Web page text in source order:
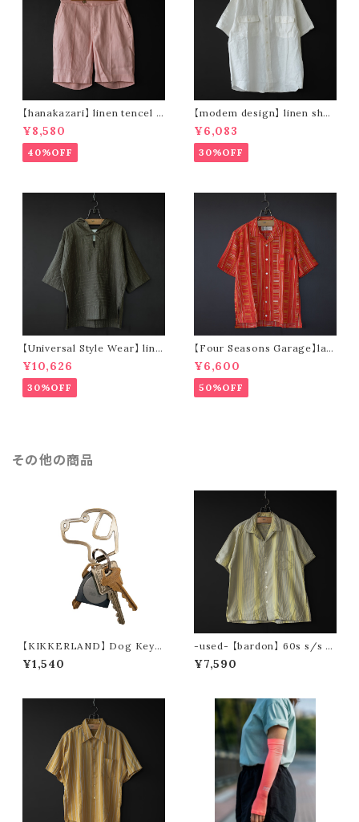
【hanakazari】 linen tencel s
hort pants (pink)
¥8,580
40%OFF
【modem design】 linen shor
t sleeve shirt (white)
¥6,083
30%OFF
【Universal Style Wear】 line
n mexican parka (olive)
¥10,626
30%OFF
【Four Seasons Garage】lad
der stripe open collar s/s s
hirt (orange)
¥6,600
50%OFF
その他の商品
【KIKKERLAND】 Dog Keyc
hain
¥1,540
-used- 【bardon】 60s s/s m
ulti stripe open collar shirt
¥7,590